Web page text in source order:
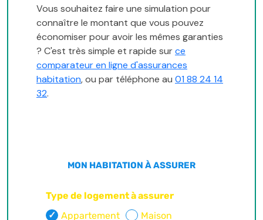
Vous souhaitez faire une simulation pour
connaître le montant que vous pouvez
économiser pour avoir les mêmes garanties
? C'est très simple et rapide surce
comparateur en ligne d'assurances
habitation, ou par téléphone au 01 88 24 14
32.